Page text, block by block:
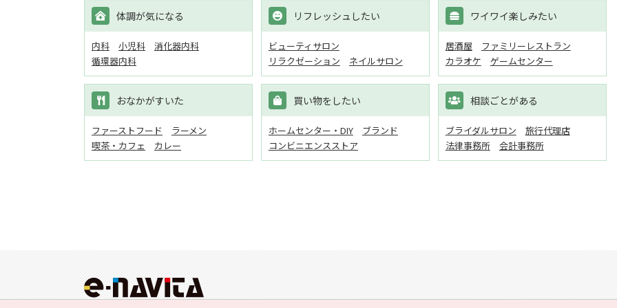
体調が気になる
内科 小児科
消化器内科
循環器内科
リフレッシュしたい
ビューティサロン
リラクゼーション
ネイルサロン
ワイワイ楽しみたい
居酒屋
ファミリーレストラン
カラオケ
ゲームセンター
おなかがすいた
ファーストフード
ラーメン
喫茶・カフェ
カレー
買い物をしたい
ホームセンター・DIY
ブランド
コンビニエンスストア
相談ごとがある
ブライダルサロン
旅行代理店
法律事務所
会計事務所